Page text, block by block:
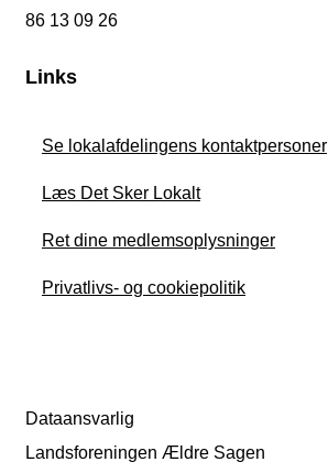
86 13 09 26
Links
Se lokalafdelingens kontaktpersoner
Læs Det Sker Lokalt
Ret dine medlemsoplysninger
Privatlivs- og cookiepolitik
Dataansvarlig
Landsforeningen Ældre Sagen